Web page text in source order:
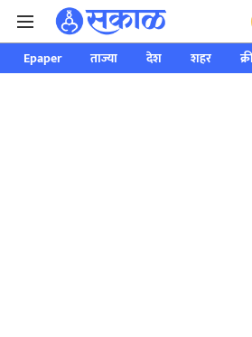
Epaper ताज्या देश शहर